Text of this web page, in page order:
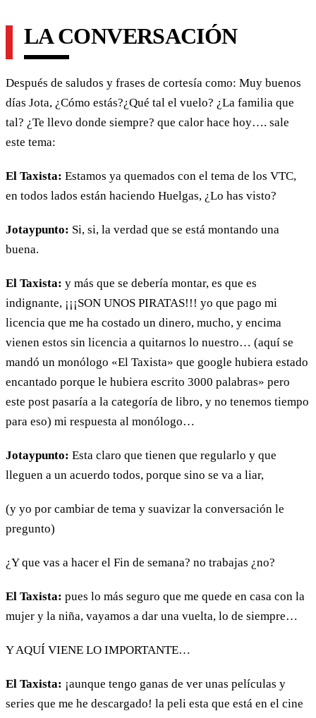
LA CONVERSACIÓN
Después de saludos y frases de cortesía como: Muy buenos
días Jota, ¿Cómo estás?¿Qué tal el vuelo? ¿La familia que
tal? ¿Te llevo donde siempre? que calor hace hoy…. sale
este tema:
El Taxista: Estamos ya quemados con el tema de los VTC,
en todos lados están haciendo Huelgas, ¿Lo has visto?
Jotaypunto: Si, si, la verdad que se está montando una
buena.
El Taxista: y más que se debería montar, es que es
indignante, ¡¡¡SON UNOS PIRATAS!!! yo que pago mi
licencia que me ha costado un dinero, mucho, y encima
vienen estos sin licencia a quitarnos lo nuestro… (aquí se
mandó un monólogo «El Taxista» que google hubiera estado
encantado porque le hubiera escrito 3000 palabras» pero
este post pasaría a la categoría de libro, y no tenemos tiempo
para eso) mi respuesta al monólogo…
Jotaypunto: Esta claro que tienen que regularlo y que
lleguen a un acuerdo todos, porque sino se va a liar,
(y yo por cambiar de tema y suavizar la conversación le
pregunto)
¿Y que vas a hacer el Fin de semana? no trabajas ¿no?
El Taxista: pues lo más seguro que me quede en casa con la
mujer y la niña, vayamos a dar una vuelta, lo de siempre…
Y AQUÍ VIENE LO IMPORTANTE…
El Taxista: ¡aunque tengo ganas de ver unas películas y
series que me he descargado! la peli esta que está en el cine